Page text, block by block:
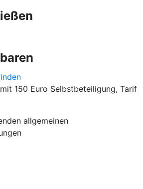
150 Euro Selbstbeteiligung, Tarif
allgemeinen